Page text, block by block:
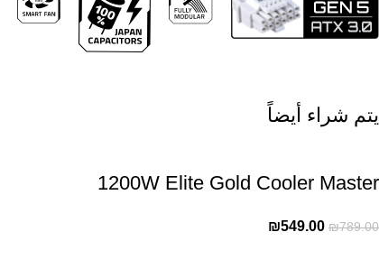
يتم شراء أيضاً
1200W Elite Gold Cooler Master
₪789.00
₪549.00